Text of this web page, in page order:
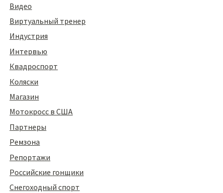
Видео
Виртуальный тренер
Индустрия
Интервью
Квадроспорт
Коляски
Магазин
Мотокросс в США
Партнеры
Ремзона
Репортажи
Российские гонщики
Снегоходный спорт